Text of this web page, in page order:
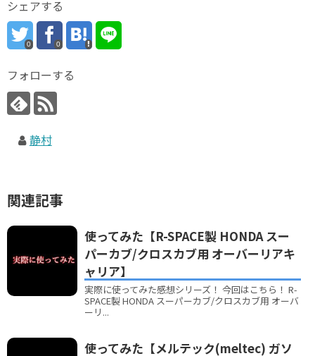
シェアする
0 0
フォローする
静村
関連記事
使ってみた【R-SPACE製 HONDA スー
パーカブ/クロスカブ用 オーバーリアキ
ャリア】
実際に使ってみた感想シリーズ！ 今回はこちら！ R-
SPACE製 HONDA スーパーカブ/クロスカブ用 オーバ
ーリ...
使ってみた【メルテック(meltec) ガソ